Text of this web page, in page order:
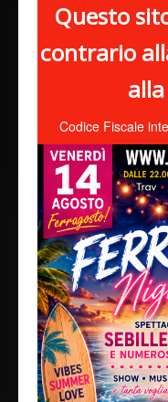
Questo
contrario
alla
Codice Fiscale